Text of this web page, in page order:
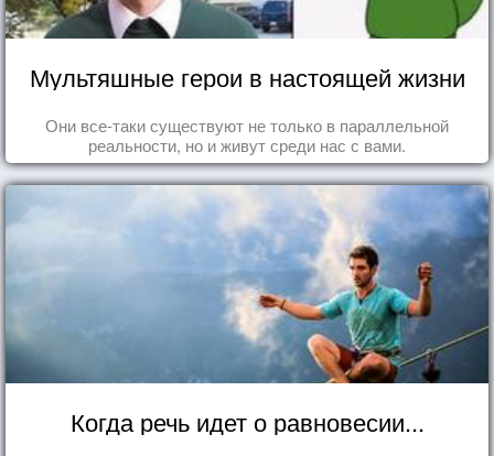
Мультяшные герои в настоящей жизни
Они все-таки существуют не только в параллельной
реальности, но и живут среди нас с вами.
Когда речь идет о равновесии...